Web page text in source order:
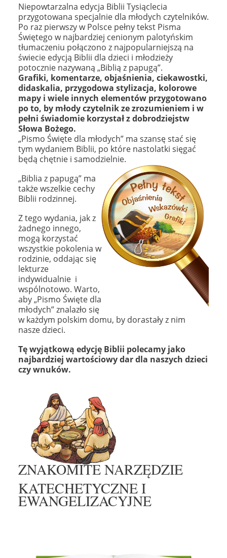
Niepowtarzalna edycja Biblii Tysiąclecia
przygotowana specjalnie dla młodych czytelników.
Po raz pierwszy w Polsce pełny tekst Pisma
Świętego w najbardziej cenionym palotyńskim
tłumaczeniu połączono z najpopularniejszą na
świecie edycją Biblii dla dzieci i młodzieży
potocznie nazywaną „Biblią z papugą”.
Grafiki, komentarze, objaśnienia, ciekawostki,
didaskalia, przygodowa stylizacja, kolorowe
mapy i wiele innych elementów przygotowano
po to, by młody czytelnik ze zrozumieniem i w
pełni świadomie korzystał z dobrodziejstw
Słowa Bożego.
„Pismo Święte dla młodych” ma szansę stać się
tym wydaniem Biblii, po które nastolatki sięgać
będą chętnie i samodzielnie.
„Biblia z papugą” ma
także wszelkie cechy
Biblii rodzinnej.
Z tego wydania, jak z
żadnego innego,
mogą korzystać
wszystkie pokolenia w
rodzinie, oddając się
lekturze
indywidualnie i
wspólnotowo. Warto,
aby „Pismo Święte dla
młodych” znalazło się
w każdym polskim domu, by dorastały z nim
nasze dzieci.
Tę wyjątkową edycję Biblii polecamy jako
najbardziej wartościowy dar dla naszych dzieci
czy wnuków.
ZNAKOMITE NARZĘDZIE
KATECHETYCZNE I
EWANGELIZACYJNE